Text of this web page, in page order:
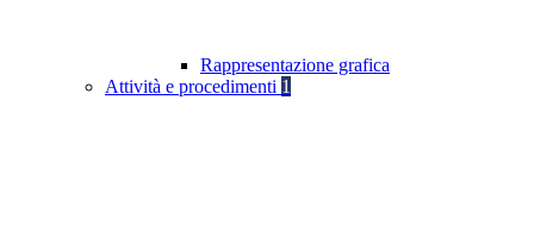
Rappresentazione grafica
Attività e procedimenti 1